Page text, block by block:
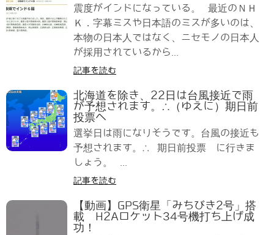
震度がインドになっている。 最近のＮＨ
Ｋ．字幕ミスや日本語のミスが多いのは、
本物の日本人ではなく、ニセモノの日本人
が採用されているから...
記事を読む
北海道を除き、22日は台風接近で雨
が予想されます。∴（ゆえに）期日前
投票へ
選挙日は雨になりそうです。台風の接近も
予想されます。∴ 期日前投票 に行きま
しょう。 ...
記事を読む
【動画】GPS衛星「みちびき2号」搭
載 H2Aロケット34号機打ち上げ成
功！